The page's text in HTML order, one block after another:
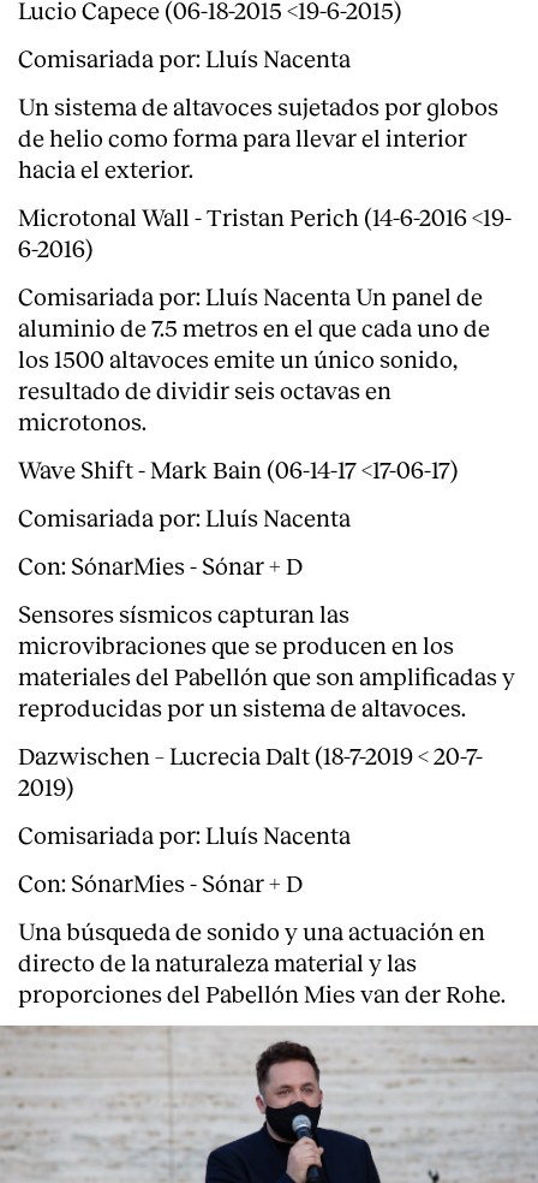
Lucio Capece (06-18-2015 <19-6-2015)
Comisariada por: Lluís Nacenta
Un sistema de altavoces sujetados por globos
de helio como forma para llevar el interior
hacia el exterior.
Microtonal Wall - Tristan Perich (14-6-2016 <19-
6-2016)
Comisariada por: Lluís Nacenta Un panel de
aluminio de 7.5 metros en el que cada uno de
los 1500 altavoces emite un único sonido,
resultado de dividir seis octavas en
microtonos.
Wave Shift - Mark Bain (06-14-17 <17-06-17)
Comisariada por: Lluís Nacenta
Con: SónarMies - Sónar + D
Sensores sísmicos capturan las
microvibraciones que se producen en los
materiales del Pabellón que son amplificadas y
reproducidas por un sistema de altavoces.
Dazwischen – Lucrecia Dalt (18-7-2019 < 20-7-
2019)
Comisariada por: Lluís Nacenta
Con: SónarMies - Sónar + D
Una búsqueda de sonido y una actuación en
directo de la naturaleza material y las
proporciones del Pabellón Mies van der Rohe.